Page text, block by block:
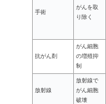
手術
がんを取
り除く
抗がん剤
がん細胞
の増殖抑
制
放射線
放射線で
がん細胞
破壊